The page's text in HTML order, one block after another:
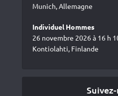
Munich, Allemagne
Individuel Hommes
26 novembre 2026 à 16 h
Kontiolahti, Finlande